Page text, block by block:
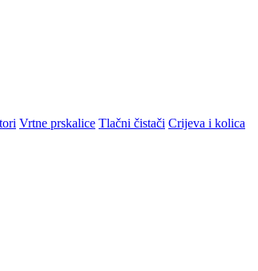
Vrtne prskalice Tlačni čistači Crijeva i kolica